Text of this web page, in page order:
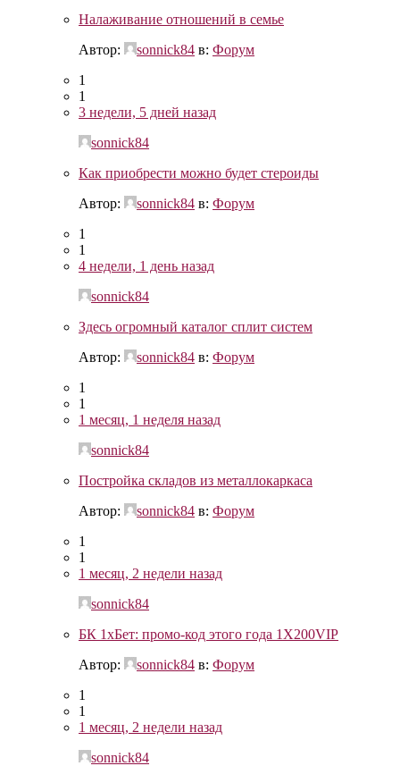
Налаживание отношений в семье
Автор:
sonnick84 в: Форум
1
1
3 недели, 5 дней назад
sonnick84
Как приобрести можно будет стероиды
Автор:
sonnick84 в: Форум
1
1
4 недели, 1 день назад
sonnick84
Здесь огромный каталог сплит систем
Автор:
sonnick84 в: Форум
1
1
1 месяц, 1 неделя назад
sonnick84
Постройка складов из металлокаркаса
Автор:
sonnick84 в: Форум
1
1
1 месяц, 2 недели назад
sonnick84
БК 1хБет: промо-код этого года 1X200VIP
Автор:
sonnick84 в: Форум
1
1
1 месяц, 2 недели назад
sonnick84